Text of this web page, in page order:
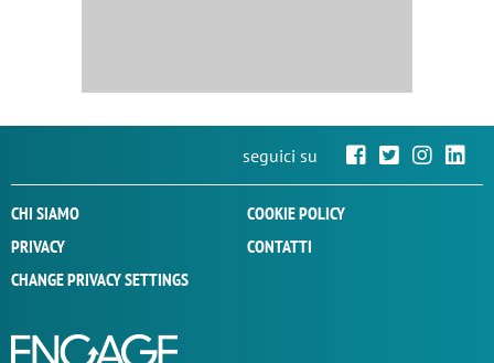
seguici su
CHI SIAMO
COOKIE POLICY
PRIVACY
CONTATTI
CHANGE PRIVACY SETTINGS